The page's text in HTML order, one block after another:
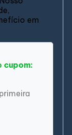
em
cupom: